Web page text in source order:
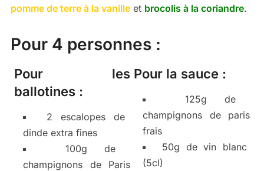
pomme de terre à la vanilleet brocolis à la coriandre.
Pour 4 personnes :
Pour les
ballotines :
2 escalopes de
dinde extra fines
100g de
champignons de Paris
Pour la sauce :
125g de
champignons de paris
frais
50g de vin blanc
(5cl)